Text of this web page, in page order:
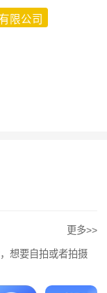
限公司
更多>>
想要自拍或者拍摄